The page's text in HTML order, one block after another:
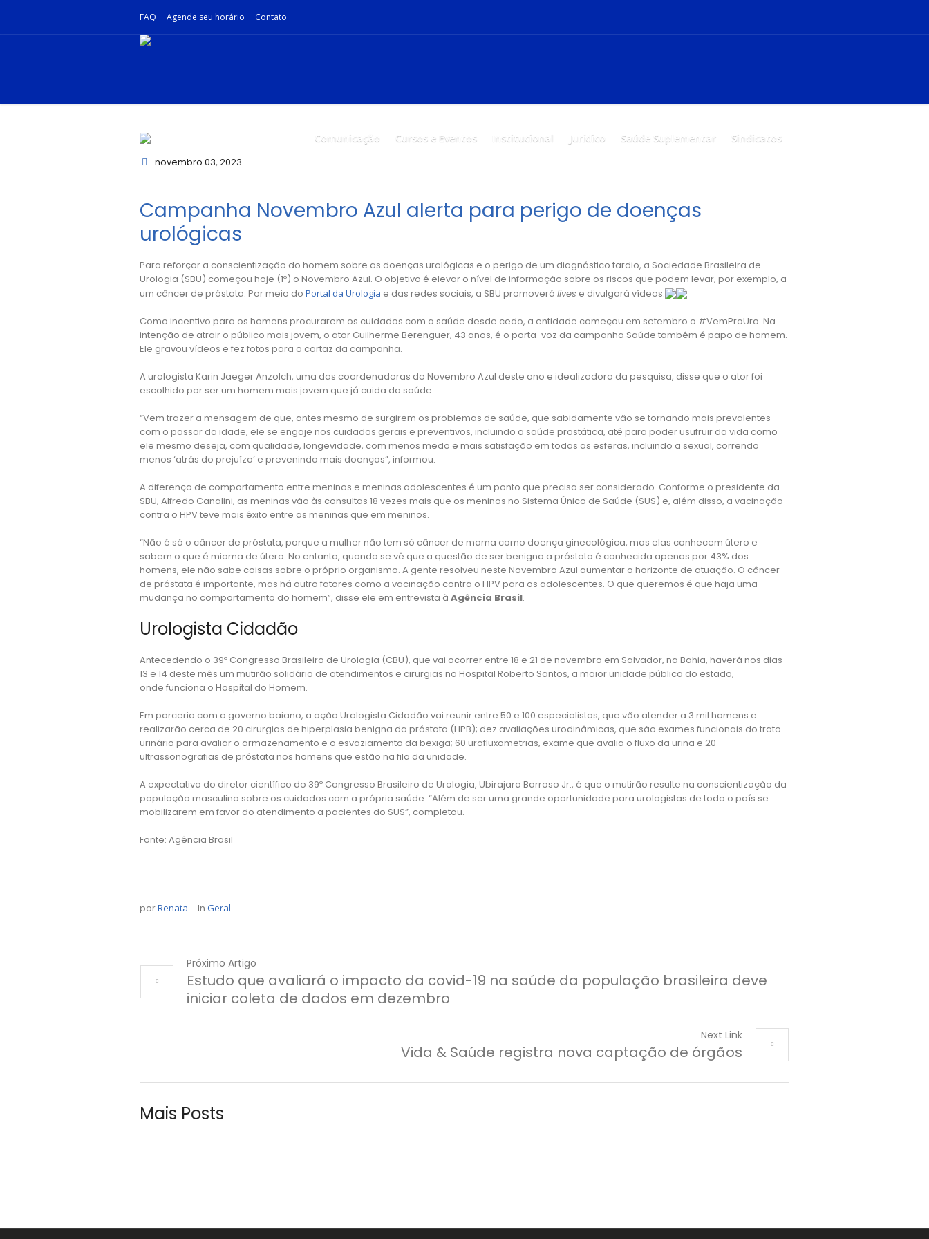
FAQ Agende seu horário Contato
Comunicação Cursos e Eventos Institucional Jurídico Saúde Suplementar
Sindicatos
novembro 03, 2023
Campanha Novembro Azul alerta para perigo de doenças
urológicas
Para reforçar a conscientização do homem sobre as doenças urológicas e o perigo de um diagnóstico tardio, a Sociedade Brasileira de
Urologia (SBU) começou hoje (1º) o Novembro Azul. O objetivo é elevar o nível de informação sobre os riscos que podem levar, por exemplo, a
um câncer de próstata. Por meio do Portal da Urologia e das redes sociais, a SBU promoverá lives e divulgará vídeos.
Como incentivo para os homens procurarem os cuidados com a saúde desde cedo, a entidade começou em setembro o #VemProUro. Na
intenção de atrair o público mais jovem, o ator Guilherme Berenguer, 43 anos, é o porta-voz da campanha Saúde também é papo de homem.
Ele gravou vídeos e fez fotos para o cartaz da campanha.
A urologista Karin Jaeger Anzolch, uma das coordenadoras do Novembro Azul deste ano e idealizadora da pesquisa, disse que o ator foi
escolhido por ser um homem mais jovem que já cuida da saúde
“Vem trazer a mensagem de que, antes mesmo de surgirem os problemas de saúde, que sabidamente vão se tornando mais prevalentes
com o passar da idade, ele se engaje nos cuidados gerais e preventivos, incluindo a saúde prostática, até para poder usufruir da vida como
ele mesmo deseja, com qualidade, longevidade, com menos medo e mais satisfação em todas as esferas, incluindo a sexual, correndo
menos ‘atrás do prejuízo’ e prevenindo mais doenças”, informou.
A diferença de comportamento entre meninos e meninas adolescentes é um ponto que precisa ser considerado. Conforme o presidente da
SBU, Alfredo Canalini, as meninas vão às consultas 18 vezes mais que os meninos no Sistema Único de Saúde (SUS) e, além disso, a vacinação
contra o HPV teve mais êxito entre as meninas que em meninos.
“Não é só o câncer de próstata, porque a mulher não tem só câncer de mama como doença ginecológica, mas elas conhecem útero e
sabem o que é mioma de útero. No entanto, quando se vê que a questão de ser benigna a próstata é conhecida apenas por 43% dos
homens, ele não sabe coisas sobre o próprio organismo. A gente resolveu neste Novembro Azul aumentar o horizonte de atuação. O câncer
de próstata é importante, mas há outro fatores como a vacinação contra o HPV para os adolescentes. O que queremos é que haja uma
mudança no comportamento do homem”, disse ele em entrevista à Agência Brasil.
Urologista Cidadão
Antecedendo o 39º Congresso Brasileiro de Urologia (CBU), que vai ocorrer entre 18 e 21 de novembro em Salvador, na Bahia, haverá nos dias
13 e 14 deste mês um mutirão solidário de atendimentos e cirurgias no Hospital Roberto Santos, a maior unidade pública do estado,
onde funciona o Hospital do Homem.
Em parceria com o governo baiano, a ação Urologista Cidadão vai reunir entre 50 e 100 especialistas, que vão atender a 3 mil homens e
realizarão cerca de 20 cirurgias de hiperplasia benigna da próstata (HPB); dez avaliações urodinâmicas, que são exames funcionais do trato
urinário para avaliar o armazenamento e o esvaziamento da bexiga; 60 urofluxometrias, exame que avalia o fluxo da urina e 20
ultrassonografias de próstata nos homens que estão na fila da unidade.
A expectativa do diretor científico do 39º Congresso Brasileiro de Urologia, Ubirajara Barroso Jr., é que o mutirão resulte na conscientização da
população masculina sobre os cuidados com a própria saúde. “Além de ser uma grande oportunidade para urologistas de todo o país se
mobilizarem em favor do atendimento a pacientes do SUS”, completou.
Fonte: Agência Brasil
porRenata In Geral
Próximo Artigo
Estudo que avaliará o impacto da covid-19 na saúde da população brasileira deve
iniciar coleta de dados em dezembro
Next Link
Vida & Saúde registra nova captação de órgãos
Mais Posts